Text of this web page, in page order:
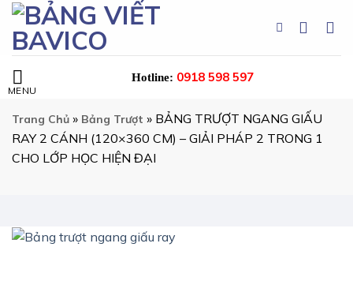
Chuyển
đến
nội
dung
Hotline: 0918 598 597
Trang Chủ » Bảng Trượt » BẢNG TRƯỢT NGANG GIẤU
RAY 2 CÁNH (120×360 CM) – GIẢI PHÁP 2 TRONG 1
CHO LỚP HỌC HIỆN ĐẠI